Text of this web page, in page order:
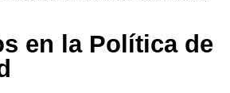
en la Política de